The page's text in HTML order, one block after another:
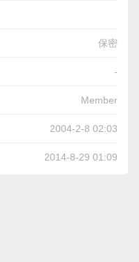
保密
-
Member
2004-2-8 02:03
2014-8-29 01:09